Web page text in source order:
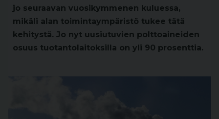
jo seuraavan vuosikymmenen kuluessa,
mikäli alan toimintaympäristö tukee tätä
kehitystä. Jo nyt uusiutuvien polttoaineiden
osuus tuotantolaitoksilla on yli 90 prosenttia.